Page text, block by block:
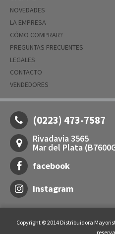
NOVEDADES
LA EMPRESA
CÓMO COMPRAR?
PREGUNTAS FRECUENTES
LEGALES
CONTACTO
VENDEDORES
(0223) 473-7587
Rivadavia 3565
Mar del Plata
facebook
instagram
Copyright © 2014 Distribuidora